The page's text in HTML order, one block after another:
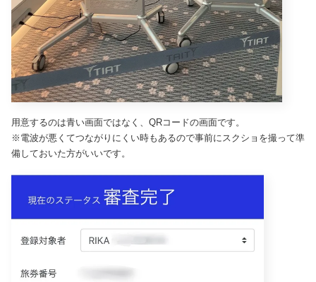
用意するのは青い画面ではなく、QRコードの画面です。
※電波が悪くてつながりにくい時もあるので事前にスクショを撮って準
備しておいた方がいいです。